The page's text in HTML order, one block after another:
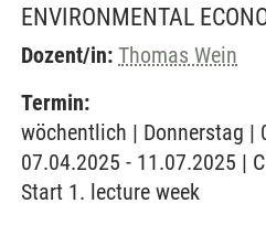
ENVIRONMENTAL
Dozent/in: Thomas Wein
Termin:
wöchentlich | Donnerstag |
07.04.2025 - 11.07.2025 |
Start 1. lecture week